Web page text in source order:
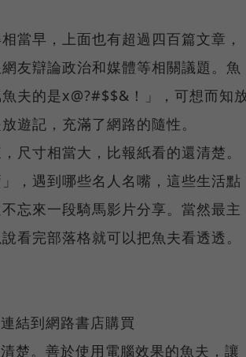
當早，上面也有超過四百篇文章，
友辯論政治和媒體等相關議題。魚
夫的是x@?#$$&！」，可想而知
遊記，充滿了網路的隨性。
尺寸相當大，比報紙看的還清楚。
，遇到哪些名人名嘴，這些生活點
忘來一段騎馬影片分享。當然最主
看完部落格就可以把魚夫看透透。
結到網路書店購買
楚。善於使用電腦效果的魚夫，讓